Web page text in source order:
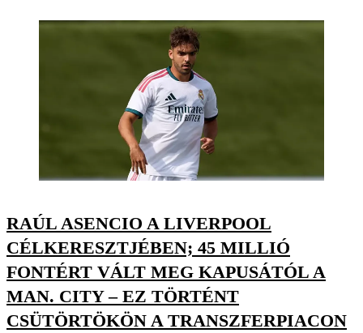
RAÚL ASENCIO A LIVERPOOL
CÉLKERESZTJÉBEN; 45 MILLIÓ
FONTÉRT VÁLT MEG KAPUSÁTÓL A
MAN. CITY – EZ TÖRTÉNT
CSÜTÖRTÖKÖN A TRANSZFERPIACON